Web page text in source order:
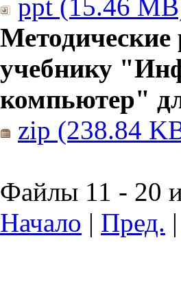
ppt (15.46
Методические
учебнику
компьютер"
zip (238.84
Файлы 11 - 20
Начало | Пред. |